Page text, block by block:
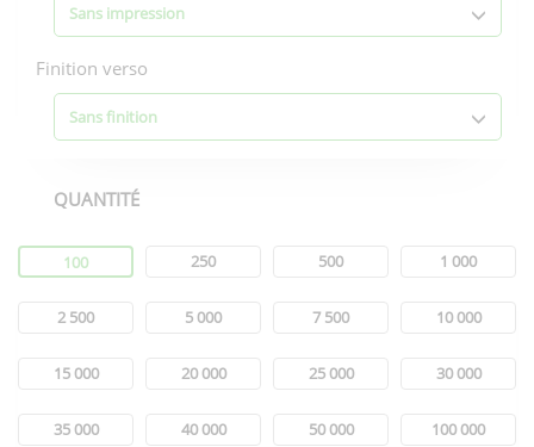
Sans impression
Finition verso
Sans finition
Quantité
QUANTITÉ
100 250 500 1 000
2 500 5 000 7 500 10 000
15 000 20 000 25 000 30 000
35 000 40 000 50 000 100 000